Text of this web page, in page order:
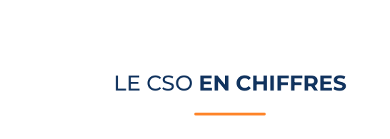
LE CSO EN CHIFFRES